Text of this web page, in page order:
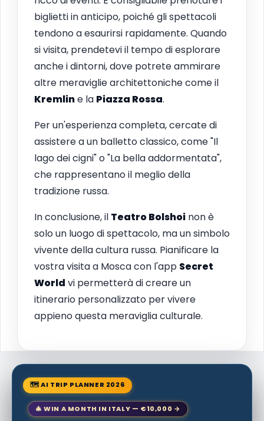
biglietti in anticipo, poiché gli spettacoli
tendono a esaurirsi rapidamente. Quando
si visita, prendetevi il tempo di esplorare
anche i dintorni, dove potrete ammirare
altre meraviglie architettoniche come il
Kremline la Piazza Rossa.
Per un'esperienza completa, cercate di
assistere a un balletto classico, come "Il
lago dei cigni" o "La bella addormentata",
che rappresentano il meglio della
tradizione russa.
In conclusione, il Teatro Bolshoi non è
solo un luogo di spettacolo, ma un simbolo
vivente della cultura russa. Pianificare la
vostra visita a Mosca con l'app Secret
World vi permetterà di creare un
itinerario personalizzato per vivere
appieno questa meraviglia culturale.
🗺 AI TRIP PLANNER 2026
🎄 WIN A MONTH IN ITALY — €10,000 →